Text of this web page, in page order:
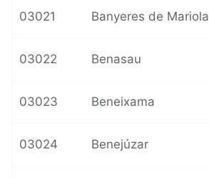
03021 Banyeres de Mariola
03022 Benasau
03023 Beneixama
03024 Benejúzar